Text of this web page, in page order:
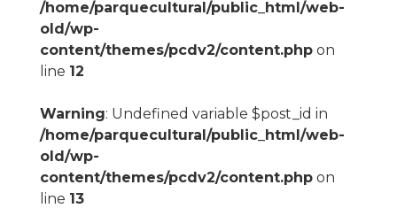
/home/parquecultural/public_html/web-
old/wp-
content/themes/pcdv2/content.phpon
line 12
Warning: Undefined variable $post_id in
/home/parquecultural/public_html/web-
old/wp-
content/themes/pcdv2/content.phpon
line 13